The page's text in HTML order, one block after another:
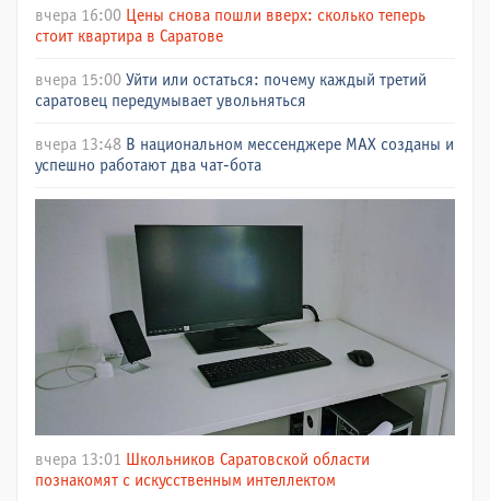
вчера 16:00 Цены снова пошли вверх: сколько теперь
стоит квартира в Саратове
вчера 15:00 Уйти или остаться: почему каждый третий
саратовец передумывает увольняться
вчера 13:48 В национальном мессенджере МАХ созданы и
успешно работают два чат-бота
вчера 13:01
Школьников Саратовской области
познакомят с искусственным интеллектом